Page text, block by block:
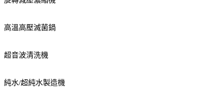
高溫高壓滅菌鍋
超音波清洗機
純水/超純水製造機